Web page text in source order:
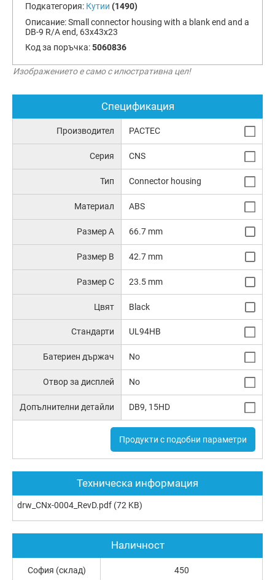
Подкатегория: Кутии (1490)
Описание:Small connector housing with a blank end and a
DB-9 R/A end, 63x43x23
Код за поръчка:5060836
Изображението е само с илюстративна цел!
Спецификация
Производител PACTEC
Серия CNS
Тип Connector housing
Материал ABS
Размер A 66.7 mm
Размер B 42.7 mm
Размер C 23.5 mm
Цвят Black
Стандарти UL94HB
Батериен държач No
Отвор за дисплей No
Допълнителни детайли DB9, 15HD
Продукти с подобни параметри
Техническа информация
drw_CNx-0004_RevD.pdf (72 KB)
Наличност
София (склад) 450